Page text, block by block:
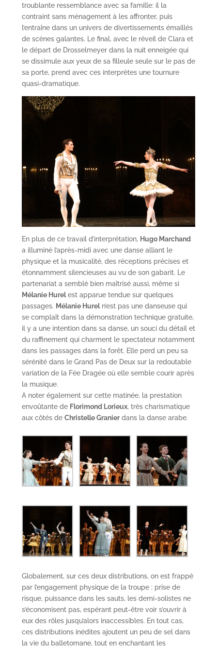
troublante ressemblance avec sa famille: il la
contraint sans ménagement à les affronter, puis
l’entraîne dans un univers de divertissements émaillés
de scènes galantes. Le final, avec le réveil de Clara et
le départ de Drosselmeyer dans la nuit enneigée qui
se dissimule aux yeux de sa filleule seule sur le pas de
sa porte, prend avec ces interprètes une tournure
quasi-dramatique.
En plus de ce travail d’interprétation, Hugo Marchand
a illuminé l’après-midi avec une danse alliant le
physique et la musicalité, des réceptions précises et
étonnamment silencieuses au vu de son gabarit. Le
partenariat a semblé bien maîtrisé aussi, même si
Mélanie Hurelest apparue tendue sur quelques
passages. Mélanie Hureln’est pas une danseuse qui
se complaît dans la démonstration technique gratuite,
il y a une intention dans sa danse, un souci du détail et
du raffinement qui charment le spectateur notamment
dans les passages dans la forêt. Elle perd un peu sa
sérénité dans le Grand Pas de Deux sur la redoutable
variation de la Fée Dragée où elle semble courir après
la musique.
A noter également sur cette matinée, la prestation
envoûtante de Florimond Lorieux, très charismatique
aux côtés de Christelle Granierdans la danse arabe.
Globalement, sur ces deux distributions, on est frappé
par l’engagement physique de la troupe : prise de
risque, puissance dans les sauts, les demi-solistes ne
s’économisent pas, espérant peut-être voir s’ouvrir à
eux des rôles jusqu’alors inaccessibles. En tout cas,
ces distributions inédites ajoutent un peu de sel dans
la vie du balletomane, tout en enchantant les